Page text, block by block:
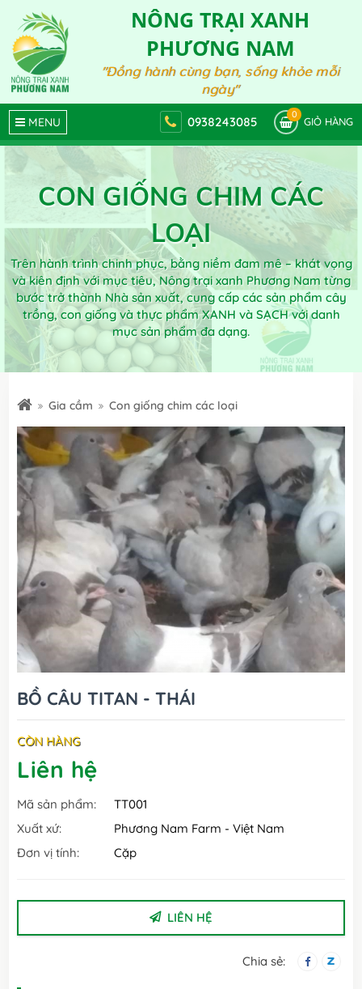
NÔNG TRẠI XANH
PHƯƠNG NAM
"Đồng hành cùng bạn, sống khỏe mỗi
ngày"
MENU 0938243085
0
GIỎ HÀNG
CON GIỐNG CHIM CÁC
LOẠI
Trên hành trình chinh phục, bằng niềm đam mê – khát vọng
và kiên định với mục tiêu, Nông trại xanh Phương Nam từng
bước trở thành Nhà sản xuất, cung cấp các sản phẩm cây
trồng, con giống và thực phẩm XANH và SẠCH với danh
mục sản phẩm đa dạng.
Gia cầm Con giống chim các loại
BỒ CÂU TITAN - THÁI
CÒN HÀNG
Liên hệ
Mã sản phẩm:
TT001
Xuất xứ:
Phương Nam Farm - Việt Nam
Đơn vị tính:
Cặp
LIÊN HỆ
Chia sẻ: